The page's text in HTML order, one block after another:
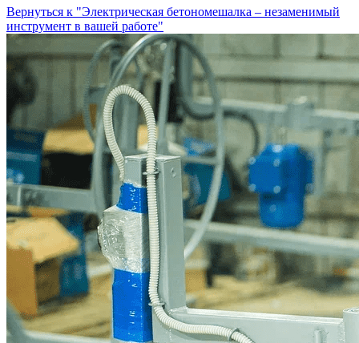
Вернуться к "Электрическая бетономешалка – незаменимый
инструмент в вашей работе"